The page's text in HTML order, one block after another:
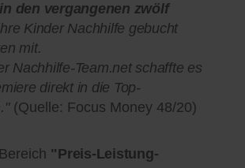
den vergangenen zwölf
Kinder Nachhilfe gebucht
mit.
Nachhilfe-Team.net schaffte es
direkt in die Top-
(Quelle: Focus Money 48/20)
"Preis-Leistung-